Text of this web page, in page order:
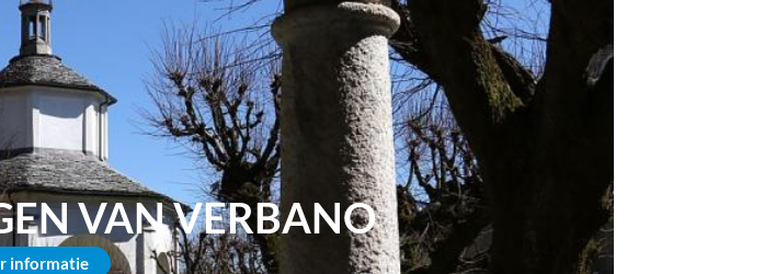
VAN VERBANO
informatie